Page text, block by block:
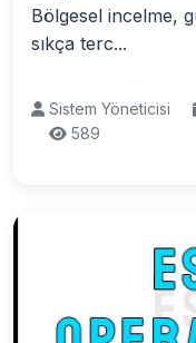
Bölgesel incelme,
sıkça terc...
Sistem Yöneticisi
589